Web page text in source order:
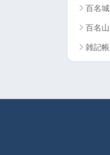
百名城
百名山
雑記帳